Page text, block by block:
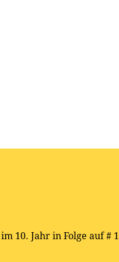
10. Jahr in Folge auf # 1